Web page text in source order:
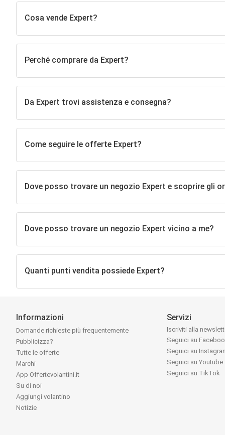
Cosa vende Expert?
Perché comprare da Expert?
Da Expert trovi assistenza e consegna?
Come seguire le offerte Expert?
Dove posso trovare un negozio Expert e scoprire gli
Dove posso trovare un negozio Expert vicino a me?
Quanti punti vendita possiede Expert?
Informazioni
Domande richieste più frequentemente
Pubblicizza?
Tutte le offerte
Marchi
App Offertevolantini.it
Su di noi
Aggiungi volantino
Notizie
Servizi
Iscriviti alla
Seguici su
Seguici su
Seguici su Youtube
Seguici su TikTok